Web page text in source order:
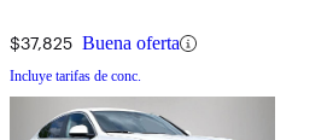
$37,825 Buena oferta
Incluye tarifas de conc.